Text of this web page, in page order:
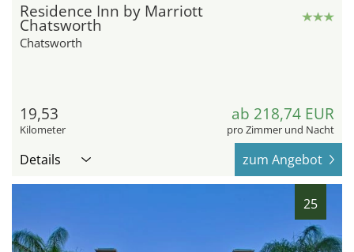
Residence Inn by Marriott
Chatsworth
Chatsworth
19,53
Kilometer
ab 218,74 EUR
pro Zimmer und Nacht
Details zum Angebot
25